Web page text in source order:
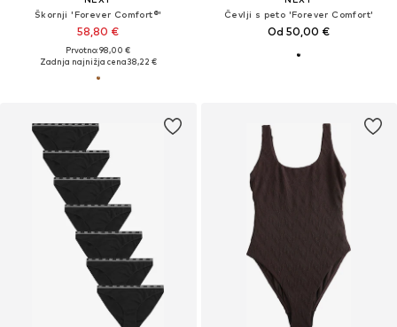
Škornji 'Forever Comfort®'
58,80 €
Prvotno: 98,00 €
Zadnja najnižja cena38,22 €
Čevlji s peto 'Forever Comfort'
Od 50,00 €